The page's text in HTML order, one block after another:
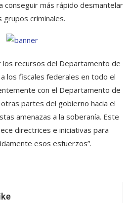
conseguir más rápido desmantelar
grupos criminales.
los recursos del Departamento de
los fiscales federales en todo el
con el Departamento de
partes del gobierno hacia el
amenazas a la soberanía. Este
directrices e iniciativas para
esos esfuerzos”.